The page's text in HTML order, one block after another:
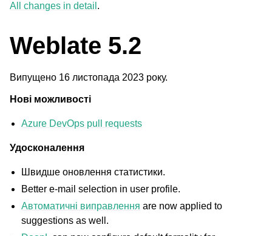
All changes in detail .
Weblate 5.2
Випущено 16 листопада 2023 року.
Нові можливості
Azure DevOps pull requests
Удосконалення
Швидше оновлення статистики.
Better e-mail selection in user profile.
Автоматичні виправлення are now applied to
suggestions as well.